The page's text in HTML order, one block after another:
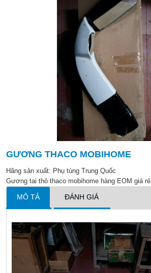
GƯƠNG THACO MOBIHOME
Hãng sản xuất: Phụ tùng Trung Quốc
Gương tai thỏ thaco mobihome hàng EOM giá rẻ
MÔ TẢ ĐÁNH GIÁ